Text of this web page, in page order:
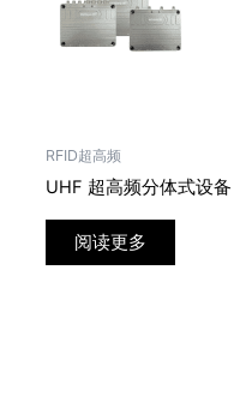
RFID超高频
UHF 超高频分体式设备
阅读更多